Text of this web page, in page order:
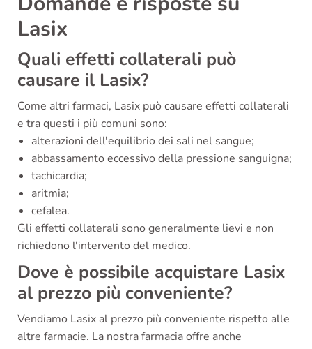
Lasix
Quali effetti collaterali può
causare il Lasix?
Come altri farmaci, Lasix può causare effetti collaterali
e tra questi i più comuni sono:
alterazioni dell'equilibrio dei sali nel sangue;
abbassamento eccessivo della pressione sanguigna;
tachicardia;
aritmia;
cefalea.
Gli effetti collaterali sono generalmente lievi e non
richiedono l'intervento del medico.
Dove è possibile acquistare Lasix
al prezzo più conveniente?
Vendiamo Lasix al prezzo più conveniente rispetto alle
altre farmacie. La nostra farmacia offre anche